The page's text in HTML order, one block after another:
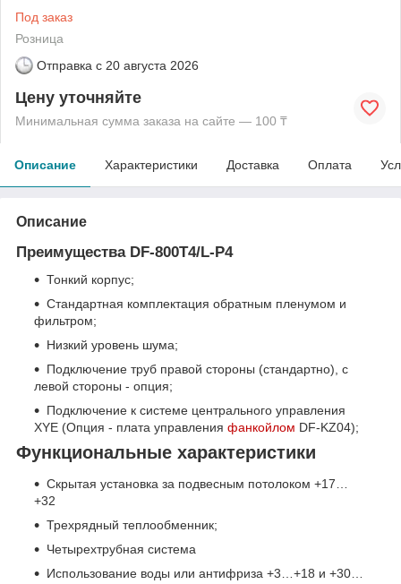
Под заказ
Розница
Отправка с 20 августа 2026
Цену уточняйте
Минимальная сумма заказа на сайте — 100 ₸
Описание Характеристики Доставка Оплата
Описание
Преимущества DF-800T4/L-P4
Тонкий корпус;
Стандартная комплектация обратным пленумом и
фильтром;
Низкий уровень шума;
Подключение труб правой стороны (стандартно), с
левой стороны - опция;
Подключение к системе центрального управления
XYE (Опция - плата управления фанкойлом DF-KZ04);
Функциональные характеристики
Скрытая установка за подвесным потолоком +17…
+32
Трехрядный теплообменник;
Четырехтрубная система
Использование воды или антифриза +3…+18 и +30…